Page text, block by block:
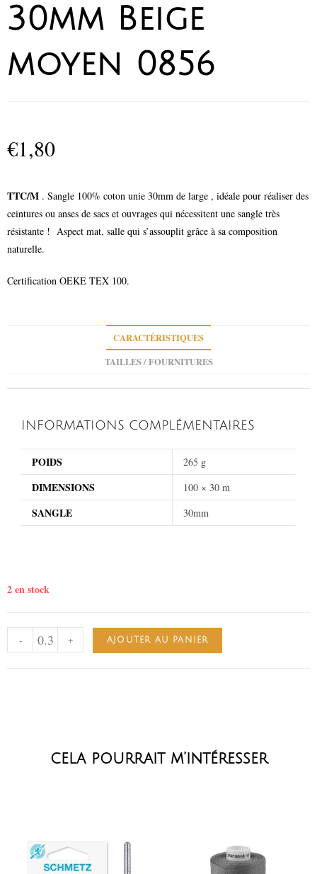
30mm Beige
moyen 0856
€1,80
TTC/M . Sangle 100% coton unie 30mm de large , idéale pour réaliser des
ceintures ou anses de sacs et ouvrages qui nécessitent une sangle très
résistante ! Aspect mat, salle qui s’assouplit grâce à sa composition
naturelle.
Certification OEKE TEX 100.
CARACTÉRISTIQUES
TAILLES / FOURNITURES
INFORMATIONS COMPLÉMENTAIRES
POIDS 265 g
DIMENSIONS 100 × 30 m
SANGLE 30mm
2 en stock
- + AJOUTER AU PANIER
cela pourrait m’intéresser